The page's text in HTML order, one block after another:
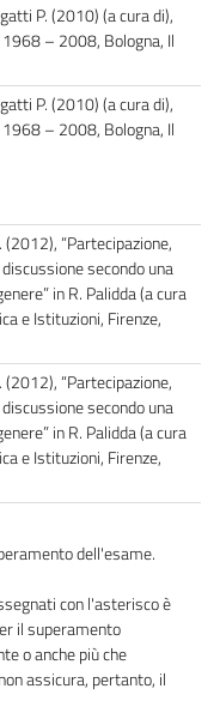
P. (2010) (a cura di),
– 2008, Bologna, Il
P. (2010) (a cura di),
– 2008, Bologna, Il
“Partecipazione,
secondo una
in R. Palidda (a cura
e Istituzioni, Firenze,
“Partecipazione,
secondo una
in R. Palidda (a cura
e Istituzioni, Firenze,
dell'esame.
con l'asterisco è
il superamento
o anche più che
assicura, pertanto, il